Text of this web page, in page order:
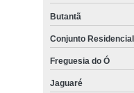
Butantã
Conjunto
Freguesia do Ó
Jaguaré